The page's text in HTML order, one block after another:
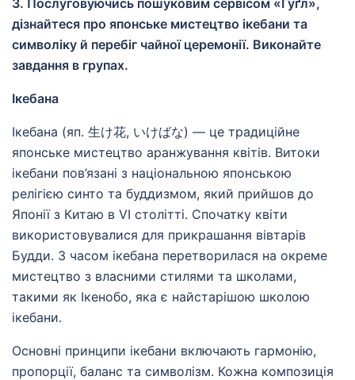
дізнайтеся про японське мистецтво ікебани та
символіку й перебіг чайної церемонії. Виконайте
завдання в групах.
Ікебана
Ікебана (яп. 生け花, いけばな) — це традиційне
японське мистецтво аранжування квітів. Витоки
ікебани пов’язані з національною японською
релігією синто та буддизмом, який прийшов до
Японії з Китаю в VI столітті. Спочатку квіти
використовувалися для прикрашання вівтарів
Будди. З часом ікебана перетворилася на окреме
мистецтво з власними стилями та школами,
такими як Ікенобо, яка є найстарішою школою
ікебани.
Основні принципи ікебани включають гармонію,
пропорції, баланс та символізм. Кожна композиція